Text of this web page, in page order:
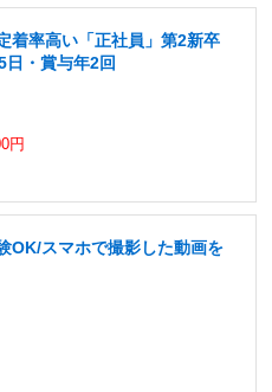
着率高い「正社員」第2新卒
日・賞与年2回
円
OK/スマホで撮影した動画を